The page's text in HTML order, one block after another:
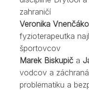
zahraničí
Veronika
fyzioterapeutka
športovcov
Marek Biskupič a
vodcov a
problematiku a